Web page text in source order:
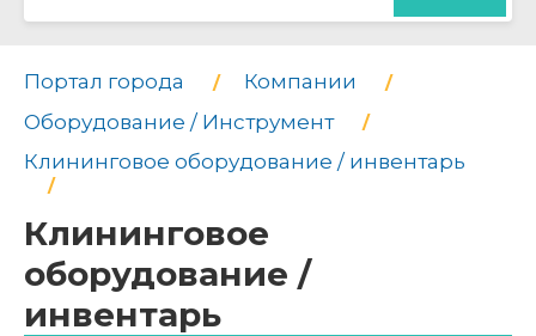
Портал города
Компании
Оборудование / Инструмент
Клининговое оборудование / инвентарь
Клининговое
оборудование /
инвентарь